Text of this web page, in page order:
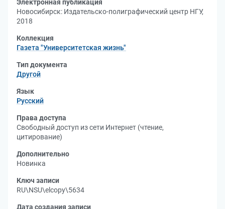
Электронная публикация
Новосибирск: Издательско-полиграфический центр НГУ,
2018
Коллекция
Газета "Университетская жизнь"
Тип документа
Другой
Язык
Русский
Права доступа
Свободный доступ из сети Интернет (чтение,
цитирование)
Дополнительно
Новинка
Ключ записи
RU\NSU\elcopy\5634
Дата создания записи